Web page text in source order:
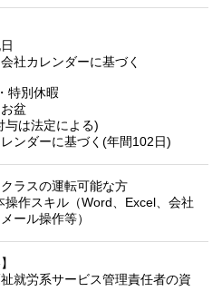
社カレンダーに基づく
特別休暇
盆
与は法定による)
ンダーに基づく(年間102日)
クラスの運転可能な方
操作スキル（Word、Excel、会社
ール操作等）
祉就労系サービス管理責任者の資